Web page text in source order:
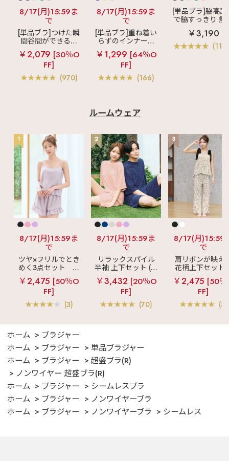
8/17(月)15:59ま
で
[単品ブラ]つけた瞬
間谷間ができるシ
ームレスブラ
超
盛ブラ(R) シームレ
ス 単品ブラジャー
￥2,079 [30％O
FF]
(970)
8/17(月)15:59ま
で
[単品ブラ]重ね着い
らずのインナーブ
ラ
リッチバスト
ブラトップ (ワイヤ
ー入り)
￥1,299 [64％O
FF]
(166)
[単品ブラ]脇高設
で脇すっきり 痩
見えブラ
カシ
クールレース脇
ブラ(R) 単品ブラ
ャー
￥3,190
ルームウェア
1
8/17(月)15:59ま
で
ツヤ×フリルでとき
めく3点セット
シ
ルキー ショートパ
ンツ 3点セット
￥2,475 [50％O
FF]
(3)
2
8/17(月)15:59ま
で
リラックスパイル
半袖 上下セット (男
女兼用サイズ)
￥3,432 [20％O
FF]
(70)
3
8/17(月)15:59
で
肩リボンが映え
花柄上下セット
メニーフラワー
ングパンツ 上下
ット
￥2,475 [50
FF]
(3)
ホーム
ブラジャー
ホーム
ブラジャー
単品ブラジャー
ホーム
ブラジャー
超盛ブラ(R)
ノンワイヤー 超盛ブラ(R)
ホーム
ブラジャー
シームレスブラ
ホーム
ブラジャー
ノンワイヤーブラ
ホーム
ブラジャー ノンワイヤーブラ シームレス